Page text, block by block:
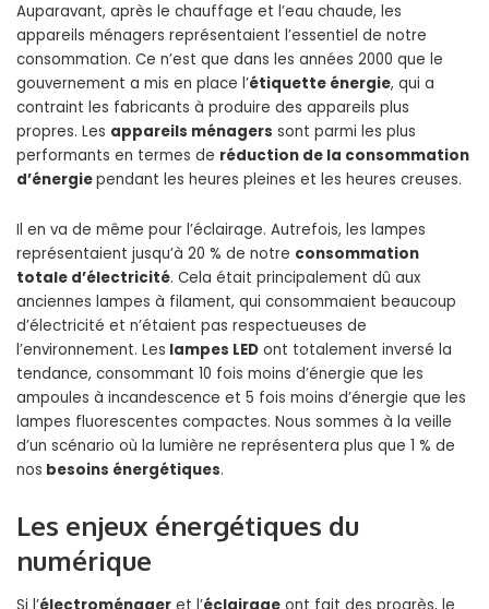
Auparavant, après le chauffage et l’eau chaude, les
appareils ménagers représentaient l’essentiel de notre
consommation. Ce n’est que dans les années 2000 que le
gouvernement a mis en place l’étiquette énergie, qui a
contraint les fabricants à produire des appareils plus
propres. Les appareils ménagers sont parmi les plus
performants en termes de réduction de la consommation
d’énergiependant les heures pleines et les heures creuses.
Il en va de même pour l’éclairage. Autrefois, les lampes
représentaient jusqu’à 20 % de notre consommation
totale d’électricité. Cela était principalement dû aux
anciennes lampes à filament, qui consommaient beaucoup
d’électricité et n’étaient pas respectueuses de
l’environnement. Les lampes LED ont totalement inversé la
tendance, consommant 10 fois moins d’énergie que les
ampoules à incandescence et 5 fois moins d’énergie que les
lampes fluorescentes compactes. Nous sommes à la veille
d’un scénario où la lumière ne représentera plus que 1 % de
nos besoins énergétiques.
Les enjeux énergétiques du
numérique